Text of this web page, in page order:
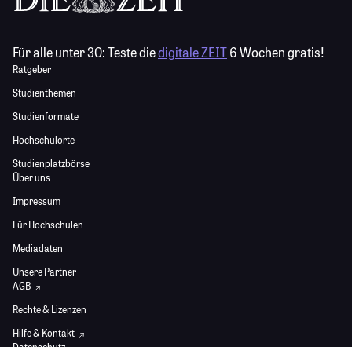
Für alle unter 30:Teste diedigitale ZEIT6 Wochen gratis!
Ratgeber
Studienthemen
Studienformate
Hochschulorte
Studienplatzbörse
Über uns
Impressum
Für Hochschulen
Mediadaten
Unsere Partner
AGB
Rechte & Lizenzen
Hilfe & Kontakt